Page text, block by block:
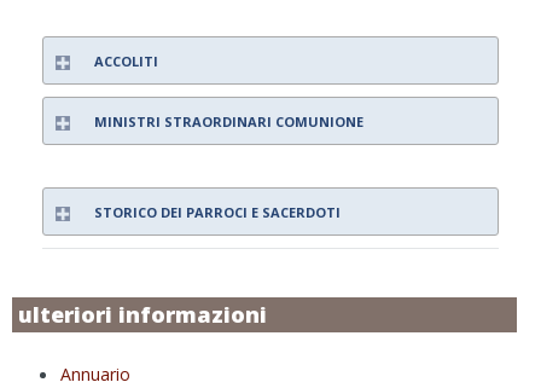
ACCOLITI
MINISTRI STRAORDINARI COMUNIONE
STORICO DEI PARROCI E SACERDOTI
ulteriori informazioni
Annuario